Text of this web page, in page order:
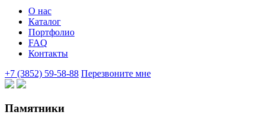
О нас
Каталог
Портфолио
FAQ
Контакты
+7 (3852) 59-58-88 Перезвоните мне
Памятники